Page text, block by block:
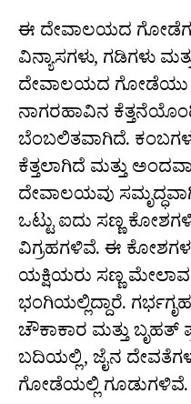
ಈ ದೇವಾಲಯದ
ವಿನ್ಯಾಸಗಳು, ಗಡಿಗಳು
ದೇವಾಲಯದ ಗೋಡೆಯು
ನಾಗರಹಾವಿನ
ಬೆಂಬಲಿತವಾಗಿದೆ.
ಕೆತ್ತಲಾಗಿದೆ ಮತ್ತು
ದೇವಾಲಯವು
ಒಟ್ಟು ಐದು ಸಣ್ಣ
ವಿಗ್ರಹಗಳಿವೆ. ಈ ಕೋಶಗಳ
ಯಕ್ಷಿಯರು ಸಣ್ಣ
ಭಂಗಿಯಲ್ಲಿದ್ದಾರೆ.
ಚೌಕಾಕಾರ ಮತ್ತು ಬೃಹತ್
ಬದಿಯಲ್ಲಿ, ಜೈನ
ಗೋಡೆಯಲ್ಲಿ ಗೂಡುಗಳಿವೆ.